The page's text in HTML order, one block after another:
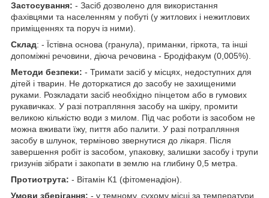
Застосування: - Засіб дозволено для використання
фахівцями та населенням у побуті (у житлових і нежитлових
приміщеннях та поруч із ними).
Склад: - Їстівна основа (гранула), приманки, гіркота, та інші
допоміжні речовини, діюча речовина - Бродіфакум (0,005%).
Методи безпеки: - Тримати засіб у місцях, недоступних для
дітей і тварин. Не доторкатися до засобу не захищеними
руками. Розкладати засіб необхідно пінцетом або в гумових
рукавичках. У разі потрапляння засобу на шкіру, промити
великою кількістю води з милом. Під час роботи із засобом не
можна вживати їжу, пиття або палити. У разі потрапляння
засобу в шлунок, терміново звернутися до лікаря. Після
завершення робіт із засобом, упаковку, залишки засобу і трупи
гризунів зібрати і закопати в землю на глибину 0,5 метра.
Протиотрута: - Вітамін К1 (фітоменадіон).
Умови зберігання: - у темному, сухому місці за температури